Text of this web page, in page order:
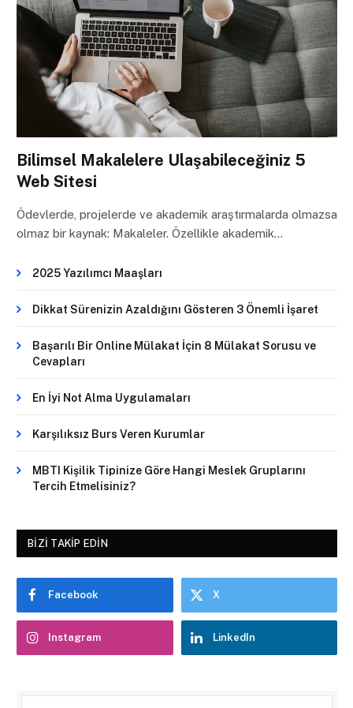
Bilimsel Makalelere Ulaşabileceğiniz 5
Web Sitesi
Ödevlerde, projelerde ve akademik araştırmalarda olmazsa
olmaz bir kaynak: Makaleler. Özellikle akademik…
2025 Yazılımcı Maaşları
Dikkat Sürenizin Azaldığını Gösteren 3 Önemli İşaret
Başarılı Bir Online Mülakat İçin 8 Mülakat Sorusu ve
Cevapları
En İyi Not Alma Uygulamaları
Karşılıksız Burs Veren Kurumlar
MBTI Kişilik Tipinize Göre Hangi Meslek Gruplarını
Tercih Etmelisiniz?
BIZI TAKIP EDIN
Facebook X
Instagram LinkedIn